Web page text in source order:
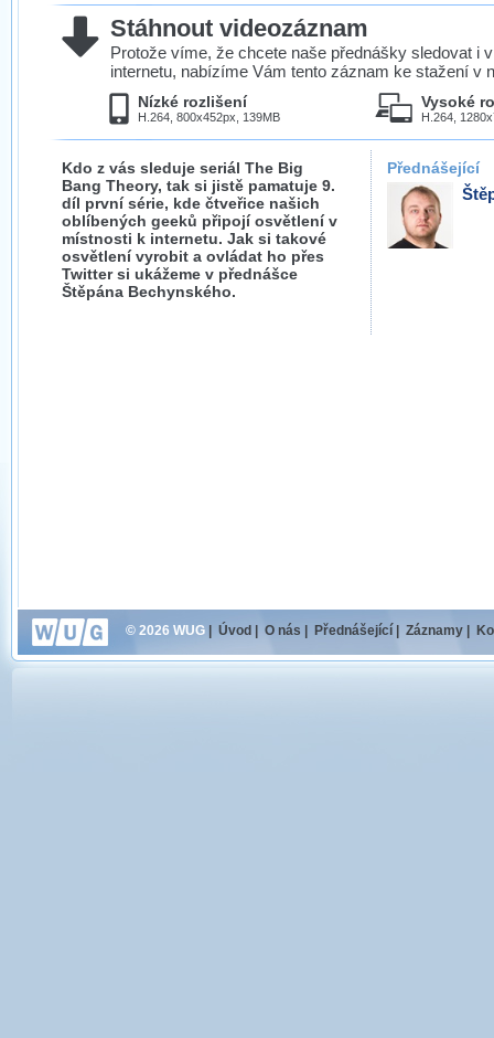
Stáhnout videozáznam
Protože víme, že chcete naše přednášky sledovat i
internetu, nabízíme Vám tento záznam ke stažení v
Nízké rozlišení
H.264, 800x452px, 139MB
Vysoké
H.264,
Kdo z vás sleduje seriál The Big
Bang Theory, tak si jistě pamatuje 9.
díl první série, kde čtveřice našich
oblíbených geeků připojí osvětlení v
místnosti k internetu. Jak si takové
osvětlení vyrobit a ovládat ho přes
Twitter si ukážeme v přednášce
Štěpána Bechynského.
Přednášející
© 2026 WUG Úvod O nás Přednášející Záznamy